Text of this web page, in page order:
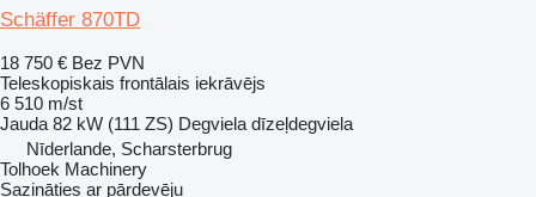
Schäffer 870TD
18 750 € Bez PVN
Teleskopiskais frontālais iekrāvējs
6 510 m/st
Jauda 82 kW (111 ZS) Degviela dīzeļdegviela
Nīderlande, Scharsterbrug
Tolhoek Machinery
Sazināties ar pārdevēju